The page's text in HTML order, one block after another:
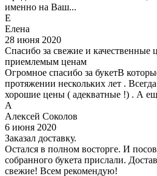
именно на Ваш...
Е
Елена
28 июня 2020
Спасибо за свежие и качественные
приемлемым ценам
Огромное спасибо за букетВ
протяжении нескольких лет .
хорошие цены ( адекватные !) . А
А
Алексей Соколов
6 июня 2020
Заказал доставку.
Остался в полном восторге. И
собранного букета прислали.
свежие! Всем рекомендую!